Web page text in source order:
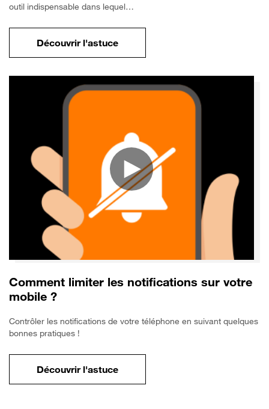
outil indispensable dans lequel…
Découvrir l'astucepour Comment protéger les données de
Comment limiter les notifications sur votre
mobile ?
Contrôler les notifications de votre téléphone en suivant quelques
bonnes pratiques !
Découvrir l'astucepour Comment limiter les notifications